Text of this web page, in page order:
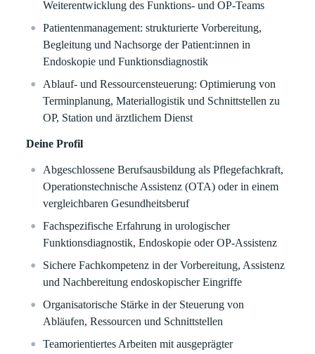
Weiterentwicklung des Funktions‑ und OP‑Teams
Patientenmanagement: strukturierte Vorbereitung,
Begleitung und Nachsorge der Patient:innen in
Endoskopie und Funktionsdiagnostik
Ablauf‑ und Ressourcensteuerung: Optimierung von
Terminplanung, Materiallogistik und Schnittstellen zu
OP, Station und ärztlichem Dienst
Deine Profil
Abgeschlossene Berufsausbildung als Pflegefachkraft,
Operationstechnische Assistenz (OTA) oder in einem
vergleichbaren Gesundheitsberuf
Fachspezifische Erfahrung in urologischer
Funktionsdiagnostik, Endoskopie oder OP‑Assistenz
Sichere Fachkompetenz in der Vorbereitung, Assistenz
und Nachbereitung endoskopischer Eingriffe
Organisatorische Stärke in der Steuerung von
Abläufen, Ressourcen und Schnittstellen
Teamorientiertes Arbeiten mit ausgeprägter